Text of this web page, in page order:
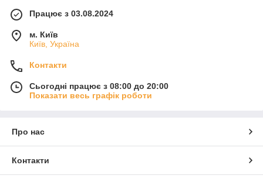
Працює з 03.08.2024
м. Київ
Київ, Україна
Контакти
Сьогодні працює з 08:00 до 20:00
Показати весь графік роботи
Про нас
Контакти